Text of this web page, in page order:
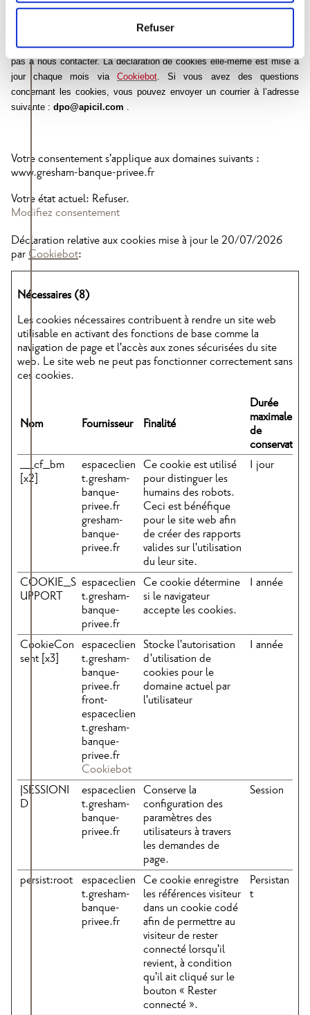
Refuser
Avez-vous des questions ?
Si vous avez des questions ou des commentaires concernant ces
informations et/ou le traitement de vos données personnelles, n’hésitez
pas à nous contacter. La déclaration de cookies elle-même est mise à
jour chaque mois via Cookiebot. Si vous avez des questions
concernant les cookies, vous pouvez envoyer un courrier à l’adresse
suivante : dpo@apicil.com .
Votre consentement s'applique aux domaines suivants :
www.gresham-banque-privee.fr
Votre état ​​actuel: Refuser.
Modifiez consentement
Déclaration relative aux cookies mise à jour le 20/07/2026
par Cookiebot:
Nécessaires (8)
Les cookies nécessaires contribuent à rendre un site web
utilisable en activant des fonctions de base comme la
navigation de page et l'accès aux zones sécurisées du site
web. Le site web ne peut pas fonctionner correctement sans
ces cookies.
Nom Fournisseur Finalité
Durée
maximale
de
conservation
__cf_bm
[x2]
espaceclien
t.gresham-
banque-
privee.fr
gresham-
banque-
privee.fr
Ce cookie est utilisé
pour distinguer les
humains des robots.
Ceci est bénéfique
pour le site web afin
de créer des rapports
valides sur l'utilisation
du leur site.
1 jour
COOKIE_S
UPPORT
espaceclien
t.gresham-
banque-
privee.fr
Ce cookie détermine
si le navigateur
accepte les cookies.
1 année
CookieCon
sent [x3]
espaceclien
t.gresham-
banque-
privee.fr
front-
espaceclien
t.gresham-
banque-
privee.fr
Cookiebot
Stocke l'autorisation
d'utilisation de
cookies pour le
domaine actuel par
l'utilisateur
1 année
JSESSIONI
D
espaceclien
t.gresham-
banque-
privee.fr
Conserve la
configuration des
paramètres des
utilisateurs à travers
les demandes de
page.
Session
persist:root espaceclien
t.gresham-
banque-
privee.fr
Ce cookie enregistre
les références visiteur
dans un cookie codé
afin de permettre au
visiteur de rester
connecté lorsqu'il
revient, à condition
qu'il ait cliqué sur le
bouton « Rester
connecté ».
Persistan
t